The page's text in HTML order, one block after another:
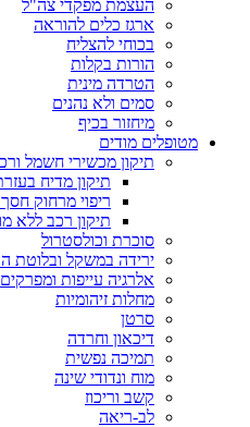
העצמת מפקדי צה"ל
ארגז כלים להוראה
בכוחי להצליח
הורות בקלות
הטרדה מינית
סמים ולא נהנים
מיחזור בכיף
מטופלים מודים
תיקון מכשירי חשמל
תיקון מדיח
ריפוי מרחוק
תיקון רכב ללא
סוכרת וכולסטרול
ירידה במשקל ובלוטת
אלרגיה עייפות ומפרקים
מחלות זיהומיות
סרטן
דיכאון וחרדה
תמיכה נפשית
מוח ונדודי שינה
קשב וריכוז
לב-ריאה